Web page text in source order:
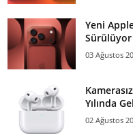
Yeni
Sürülüyor
03 Ağustos
Yılında
02 Ağustos